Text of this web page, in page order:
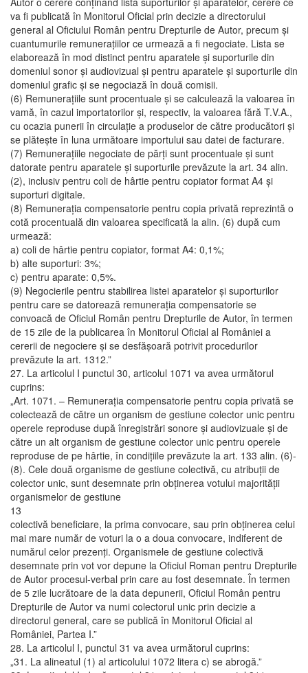
va fi publicată în Monitorul Oficial prin decizie a directorului
general al Oficiului Român pentru Drepturile de Autor, precum şi
cuantumurile remuneraţiilor ce urmează a fi negociate. Lista se
elaborează în mod distinct pentru aparatele şi suporturile din
domeniul sonor şi audiovizual şi pentru aparatele şi suporturile din
domeniul grafic şi se negociază în două comisii.
(6) Remuneraţiile sunt procentuale şi se calculează la valoarea în
vamă, în cazul importatorilor şi, respectiv, la valoarea fără T.V.A.,
cu ocazia punerii în circulaţie a produselor de către producători şi
se plăteşte în luna următoare importului sau datei de facturare.
(7) Remuneraţiile negociate de părţi sunt procentuale şi sunt
datorate pentru aparatele şi suporturile prevăzute la art. 34 alin.
(2), inclusiv pentru coli de hârtie pentru copiator format A4 şi
suporturi digitale.
(8) Remuneraţia compensatorie pentru copia privată reprezintă o
cotă procentuală din valoarea specificată la alin. (6) după cum
urmează:
a) coli de hârtie pentru copiator, format A4: 0,1%;
b) alte suporturi: 3%;
c) pentru aparate: 0,5%.
(9) Negocierile pentru stabilirea listei aparatelor şi suporturilor
pentru care se datorează remuneraţia compensatorie se
convoacă de Oficiul Român pentru Drepturile de Autor, în termen
de 15 zile de la publicarea în Monitorul Oficial al României a
cererii de negociere şi se desfăşoară potrivit procedurilor
prevăzute la art. 1312.”
27. La articolul I punctul 30, articolul 1071 va avea următorul
cuprins:
„Art. 1071. – Remuneraţia compensatorie pentru copia privată se
colectează de către un organism de gestiune colector unic pentru
operele reproduse după înregistrări sonore şi audiovizuale şi de
către un alt organism de gestiune colector unic pentru operele
reproduse de pe hârtie, în condiţiile prevăzute la art. 133 alin. (6)-
(8). Cele două organisme de gestiune colectivă, cu atribuţii de
colector unic, sunt desemnate prin obţinerea votului majorităţii
organismelor de gestiune
13
colectivă beneficiare, la prima convocare, sau prin obţinerea celui
mai mare număr de voturi la o a doua convocare, indiferent de
numărul celor prezenţi. Organismele de gestiune colectivă
desemnate prin vot vor depune la Oficiul Roman pentru Drepturile
de Autor procesul-verbal prin care au fost desemnate. În termen
de 5 zile lucrătoare de la data depunerii, Oficiul Român pentru
Drepturile de Autor va numi colectorul unic prin decizie a
directorul general, care se publică în Monitorul Oficial al
României, Partea I.”
28. La articolul I, punctul 31 va avea următorul cuprins:
„31. La alineatul (1) al articolului 1072 litera c) se abrogă.”